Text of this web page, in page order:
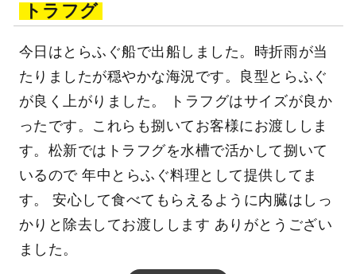
トラフグ
今日はとらふぐ船で出船しました。時折雨が当
たりましたが穏やかな海況です。良型とらふぐ
が良く上がりました。 トラフグはサイズが良か
ったです。これらも捌いてお客様にお渡ししま
す。松新ではトラフグを水槽で活かして捌いて
いるので 年中とらふぐ料理として提供してま
す。 安心して食べてもらえるように内臓はしっ
かりと除去してお渡しします ありがとうござい
ました。